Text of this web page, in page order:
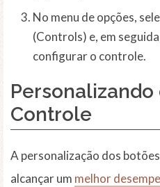
No menu de opções,
(Controls) e, em
configurar o controle.
Controle
A personalização dos
alcançar um melhor